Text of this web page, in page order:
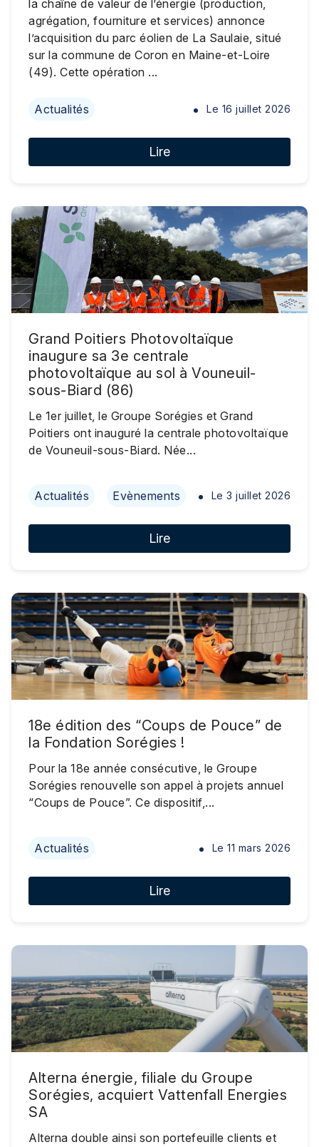
la chaîne de valeur de l’énergie (production,
agrégation, fourniture et services) annonce
l’acquisition du parc éolien de La Saulaie, situé
sur la commune de Coron en Maine-et-Loire
(49). Cette opération ...
Actualités Le 16 juillet 2026
Lire
Grand Poitiers Photovoltaïque
inaugure sa 3e centrale
photovoltaïque au sol à Vouneuil-
sous-Biard (86)
Le 1er juillet, le Groupe Sorégies et Grand
Poitiers ont inauguré la centrale photovoltaïque
de Vouneuil-sous-Biard. Née...
Actualités Evènements Le 3 juillet 2026
Lire
18e édition des “Coups de Pouce” de
la Fondation Sorégies !
Pour la 18e année consécutive, le Groupe
Sorégies renouvelle son appel à projets annuel
“Coups de Pouce”. Ce dispositif,...
Actualités Le 11 mars 2026
Lire
Alterna énergie, filiale du Groupe
Sorégies, acquiert Vattenfall Energies
SA
Alterna double ainsi son portefeuille clients et